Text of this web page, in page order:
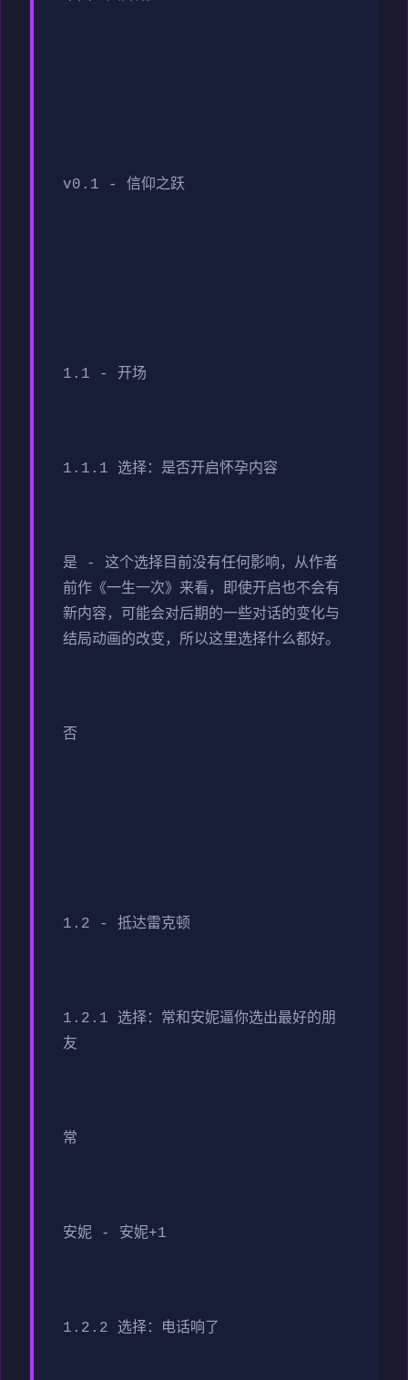
v0.1 - 信仰之跃
1.1 - 开场
1.1.1 选择：是否开启怀孕内容
是 - 这个选择目前没有任何影响，从作者
前作《一生一次》来看，即使开启也不会有
新内容，可能会对后期的一些对话的变化与
结局动画的改变，所以这里选择什么都好。
否
1.2 - 抵达雷克顿
1.2.1 选择：常和安妮逼你选出最好的朋
友
常
安妮 - 安妮+1
1.2.2 选择：电话响了